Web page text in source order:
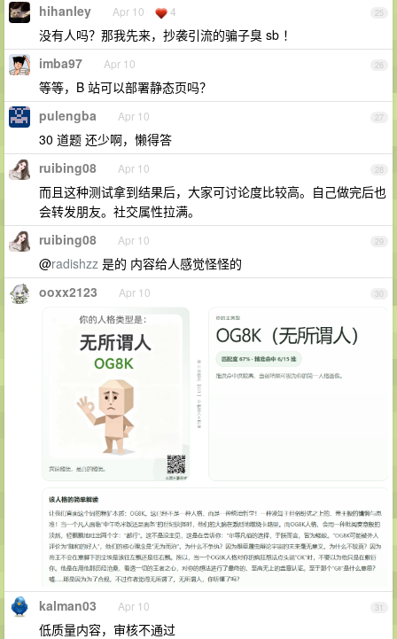
25
hihanley Apr 10 4
没有人吗？那我先来，抄袭引流的骗子臭 sb ！
26
imba97 Apr 10
等等，B 站可以部署静态页吗？
27
pulengba Apr 10
30 道题 还少啊，懒得答
28
ruibing08 Apr 10
而且这种测试拿到结果后，大家可讨论度比较高。自己做完后也
会转发朋友。社交属性拉满。
29
ruibing08 Apr 10
@radishzz 是的 内容给人感觉怪怪的
30
ooxx2123 Apr 10
31
kalman03 Apr 10
低质量内容，审核不通过